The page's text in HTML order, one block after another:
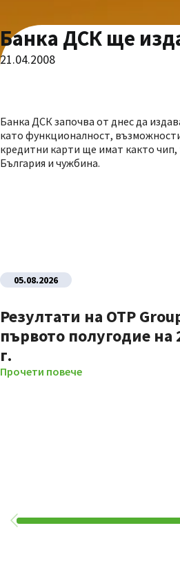
Банка ДСК ще
21.04.2008
Банка ДСК започва от днес да
като функционалност,
кредитни карти ще имат както
България и чужбина.
05.08.2026
Резултати на OTP
първото полугодие на
г.
Прочети повече